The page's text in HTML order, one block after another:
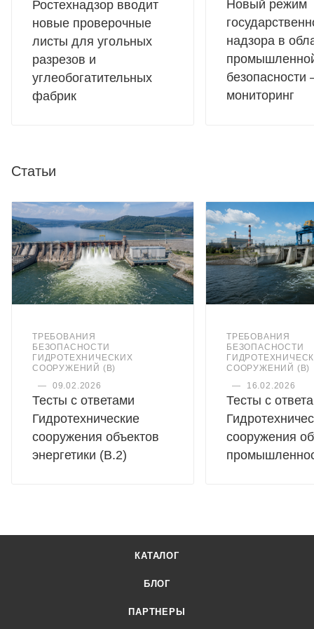
Ростехнадзор вводит
новые проверочные
листы для угольных
разрезов и
углеобогатительных
фабрик
Новый режим
надзора в
безопасности
мониторинг
Статьи
ТРЕБОВАНИЯ
БЕЗОПАСНОСТИ
ГИДРОТЕХНИЧЕСКИХ
СООРУЖЕНИЙ (В)
—
09.02.2026
Тесты с ответами
Гидротехнические
сооружения объектов
энергетики (В.2)
ТРЕБОВАНИЯ
БЕЗОПАСНОСТИ
СООРУЖЕНИЙ (В)
—
16.02.2026
Тесты с
сооружения
КАТАЛОГ
БЛОГ
ПАРТНЕРЫ